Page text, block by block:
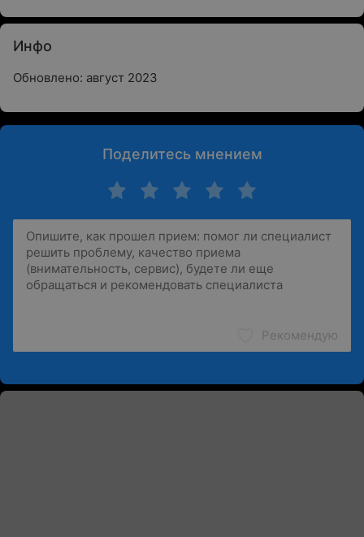
Инфо
Обновлено: август 2023
Поделитесь мнением
Рекомендую